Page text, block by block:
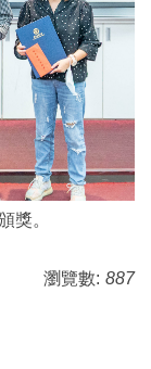
獎。
瀏覽數: 887